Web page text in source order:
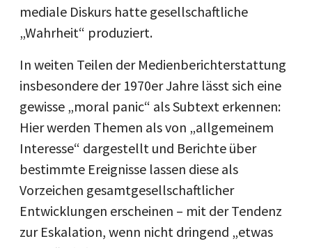
mediale Diskurs hatte gesellschaftliche
„Wahrheit“ produziert.
In weiten Teilen der Medienberichterstattung
insbesondere der 1970er Jahre lässt sich eine
gewisse „moral panic“ als Subtext erkennen:
Hier werden Themen als von „allgemeinem
Interesse“ dargestellt und Berichte über
bestimmte Ereignisse lassen diese als
Vorzeichen gesamtgesellschaftlicher
Entwicklungen erscheinen – mit der Tendenz
zur Eskalation, wenn nicht dringend „etwas